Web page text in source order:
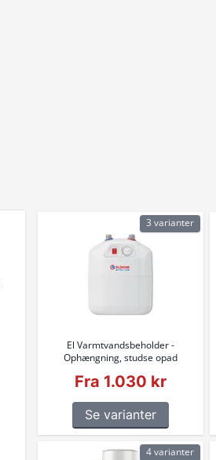
El Varmtvandsbeholder -
Ophængning, studse opad
Fra 1.030 kr
Se varianter
3 varianter
4 varianter